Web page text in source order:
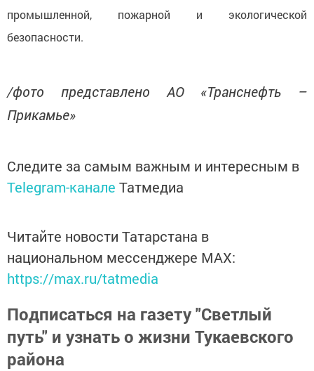
промышленной, пожарной и экологической
безопасности.
/фото представлено АО «Транснефть –
Прикамье»
Следите за самым важным и интересным в
Telegram-канале Татмедиа
Читайте новости Татарстана в
национальном мессенджере MАХ:
https://max.ru/tatmedia
Подписаться на газету "Светлый
путь" и узнать о жизни Тукаевского
района